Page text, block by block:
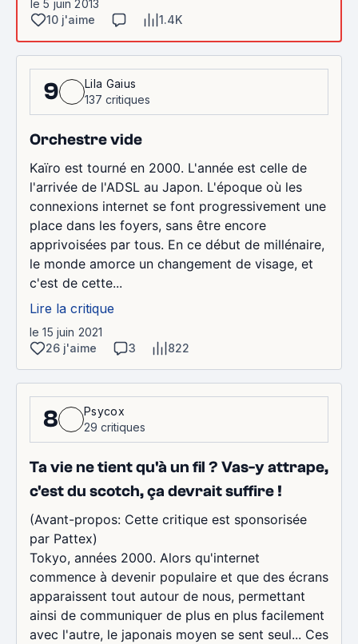
le 5 juin 2013
10 j'aime
1.4K
9
Lila Gaius
137 critiques
Orchestre vide
Kaïro est tourné en 2000. L'année est celle de
l'arrivée de l'ADSL au Japon. L'époque où les
connexions internet se font progressivement une
place dans les foyers, sans être encore
apprivoisées par tous. En ce début de millénaire,
le monde amorce un changement de visage, et
c'est de cette...
Lire la critique
le 15 juin 2021
26 j'aime
3 822
8
Psycox
29 critiques
Ta vie ne tient qu'à un fil ? Vas-y attrape,
c'est du scotch, ça devrait suffire !
(Avant-propos: Cette critique est sponsorisée
par Pattex)
Tokyo, années 2000. Alors qu'internet
commence à devenir populaire et que des écrans
apparaissent tout autour de nous, permettant
ainsi de communiquer de plus en plus facilement
avec l'autre, le japonais moyen se sent seul... Ces